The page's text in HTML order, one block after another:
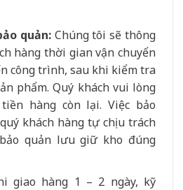
quản:Chúng tôi sẽ thông
hàng thời gian vận chuyển
công trình, sau khi kiểm tra
phẩm. Quý khách vui lòng
hàng còn lại. Việc bảo
khách hàng tự chịu trách
quản lưu giữ kho đúng
giao hàng 1 – 2 ngày, kỹ